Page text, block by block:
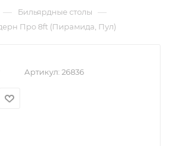
— Бильярдные столы —
Про 8ft (Пирамида, Пул)
Артикул: 26836